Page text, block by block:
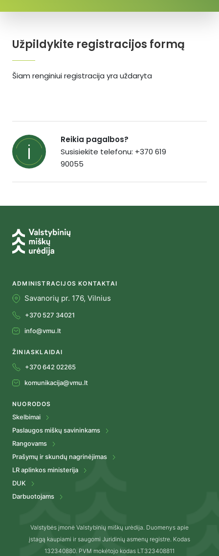
Užpildykite registracijos formą
Šiam renginiui registracija yra uždaryta
Reikia pagalbos?
Susisiekite telefonu: +370 619
90055
ADMINISTRACIJOS KONTAKTAI
Savanorių pr. 176, Vilnius
+370 527 34021
info@vmu.lt
ŽINIASKLAIDAI
+370 642 02265
komunikacija@vmu.lt
NUORODOS
Skelbimai
Paslaugos miškų savininkams
Rangovams
Prašymų ir skundų nagrinėjimas
LR aplinkos ministerija
DUK
Darbuotojams
Valstybės įmonė Valstybinių miškų urėdija. Duomenys apie
įstagą kaupiami ir saugomi Juridinių asmenų registre. Kodas
132340880. PVM mokėtojo kodas LT323408811